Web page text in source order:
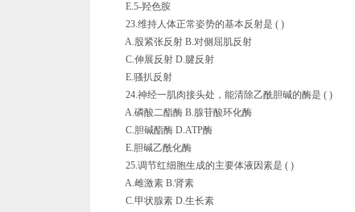
E.5-羟色胺
23.维持人体正常姿势的基本反射是 ( )
A.股紧张反射 B.对侧屈肌反射
C.伸展反射 D.腱反射
E.骚扒反射
24.神经一肌肉接头处，能清除乙酰胆碱的酶是 ( )
A.磷酸二酯酶 B.腺苷酸环化酶
C.胆碱酯酶 D.ATP酶
E.胆碱乙酰化酶
25.调节红细胞生成的主要体液因素是 ( )
A.雌激素 B.肾素
C.甲状腺素 D.生长素